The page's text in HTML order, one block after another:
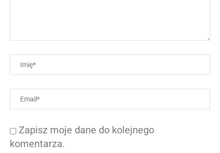
Zapisz moje dane do kolejnego
komentarza.